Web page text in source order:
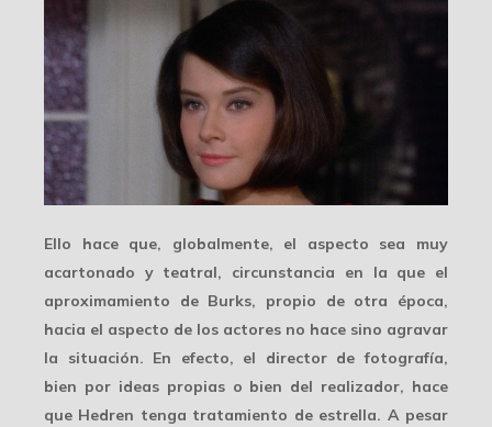
Ello hace que, globalmente, el aspecto sea muy
acartonado y teatral, circunstancia en la que el
aproximamiento de Burks, propio de otra época,
hacia el aspecto de los actores no hace sino agravar
la situación. En efecto, el director de fotografía,
bien por ideas propias o bien del realizador, hace
que Hedren tenga tratamiento de estrella. A pesar